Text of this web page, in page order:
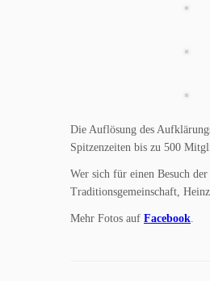
Die Auflösung des
Spitzenzeiten bis zu 500
Wer sich für einen Besuch
Traditionsgemeinschaft,
Mehr Fotos auf Facebook.